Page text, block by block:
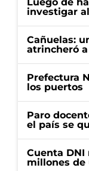
investigar
Cañuelas:
atrincheró
Prefectura
los puertos
Paro
el país se
Cuenta DNI
millones de